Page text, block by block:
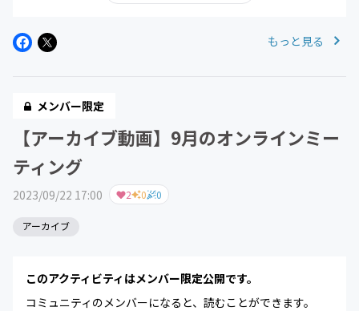
もっと見る
メンバー限定
【アーカイブ動画】9月のオンラインミー
ティング
2023/09/22 17:00 2 0 0
アーカイブ
このアクティビティはメンバー限定公開です。
コミュニティのメンバーになると、読むことができます。